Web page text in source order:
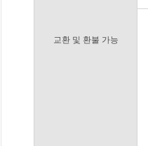
교환 및 환불 가능